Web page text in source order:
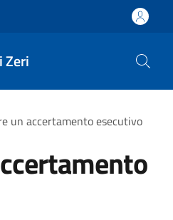
Zeri
un accertamento esecutivo